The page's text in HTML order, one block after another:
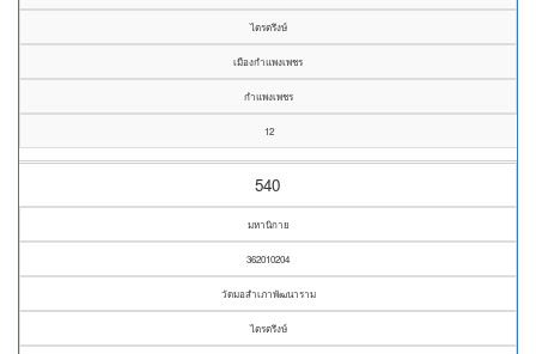
ไตรตรึงษ์
เมืองกำแพงเพชร
กำแพงเพชร
12
540
มหานิกาย
362010204
วัดมอสำเภาพัฒนาราม
ไตรตรึงษ์